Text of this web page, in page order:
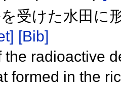
受けた水田に
[Bib]
the radioactive
formed in the